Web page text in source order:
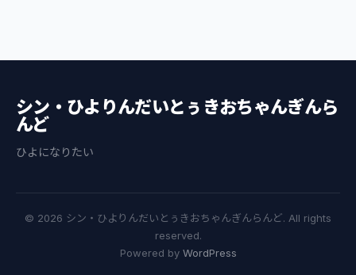
シン・ひよりんだいとぅきおちゃんぎんら
んど
ひよになりたい
© 2026 シン・ひよりんだいとぅきおちゃんぎんらんど. All rights
reserved.
Powered by WordPress